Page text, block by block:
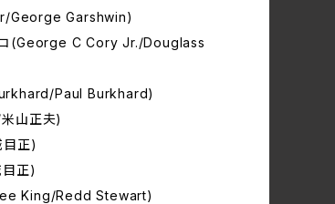
George Garshwin)
コ(George C Cory Jr./Douglass
Paul Burkhard)
山正夫)
目正)
目正)
King/Redd Stewart)